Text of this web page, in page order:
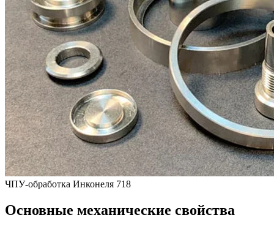
ЧПУ-обработка Инконеля 718
Основные механические свойства